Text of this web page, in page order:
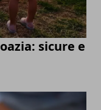
sicure e